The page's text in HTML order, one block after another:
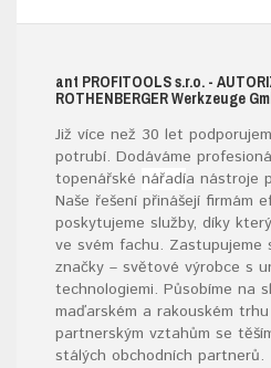
ant PROFITOOLSs.r.o. -
ROTHENBERGER Werkzeuge G
Již více než 30 let
potrubí. Dodáváme
topenářské nářadía nástroje
Naše řešení přinášejí firmám
poskytujeme služby, díky
ve svém fachu. Zastupujeme
značky – světové výrobce s
technologiemi. Působíme na
maďarském a rakouském
partnerským vztahům se
stálých obchodních partnerů.